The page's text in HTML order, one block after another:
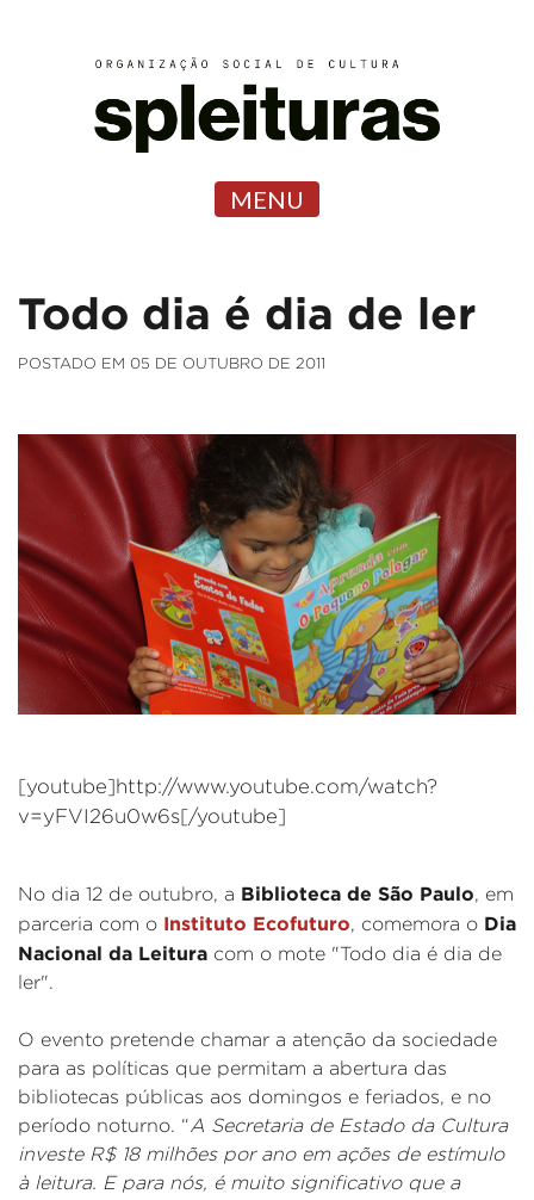
MENU
Todo dia é dia de ler
POSTADO EM 05 DE OUTUBRO DE 2011
[youtube]http://www.youtube.com/watch?
v=yFVI26u0w6s[/youtube]
No dia 12 de outubro, a Biblioteca de São Paulo, em
parceria com o Instituto Ecofuturo, comemora o Dia
Nacional da Leitura com o mote "Todo dia é dia de
ler".
O evento pretende chamar a atenção da sociedade
para as políticas que permitam a abertura das
bibliotecas públicas aos domingos e feriados, e no
período noturno. “A Secretaria de Estado da Cultura
investe R$ 18 milhões por ano em ações de estímulo
à leitura. E para nós, é muito significativo que a